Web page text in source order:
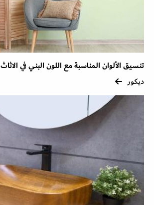
تنسيق الألوان المناسبة مع اللون البني في الاثاث
ديكور